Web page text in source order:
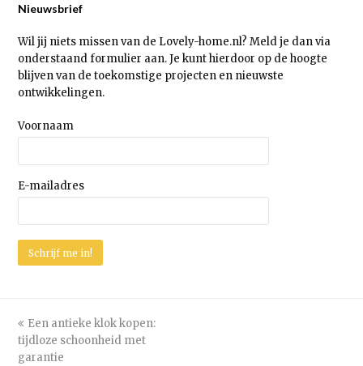
Nieuwsbrief
Wil jij niets missen van de Lovely-home.nl? Meld je dan via
onderstaand formulier aan. Je kunt hierdoor op de hoogte
blijven van de toekomstige projecten en nieuwste
ontwikkelingen.
Voornaam
E-mailadres
previous
post:
Een antieke klok kopen:
tijdloze schoonheid met
garantie